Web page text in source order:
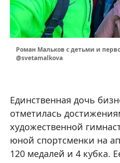
Роман Мальков с детьми и
@svetamalkova
Единственная дочь
отметилась
художественной
юной спортсменки на
120 медалей и 4 кубка.